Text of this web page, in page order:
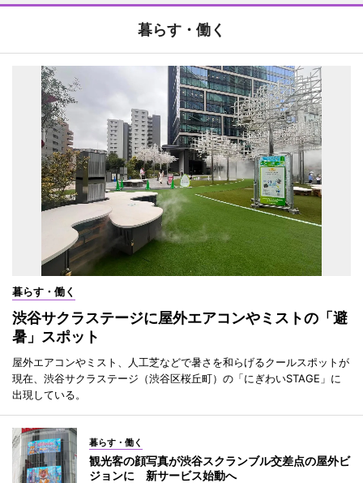
暮らす・働く
暮らす・働く
渋谷サクラステージに屋外エアコンやミストの「避
暑」スポット
屋外エアコンやミスト、人工芝などで暑さを和らげるクールスポットが
現在、渋谷サクラステージ（渋谷区桜丘町）の「にぎわいSTAGE」に
出現している。
暮らす・働く
観光客の顔写真が渋谷スクランブル交差点の屋外ビ
ジョンに 新サービス始動へ